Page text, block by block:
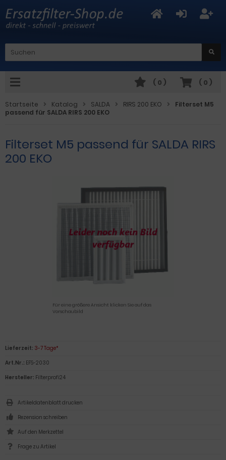
( 0 )
( 0 )
Startseite Katalog SALDA RIRS 200 EKO
Filterset M5
passend für SALDA RIRS 200 EKO
Filterset M5 passend für SALDA RIRS
200 EKO
Für eine größere Ansicht klicken Sie auf das
Vorschaubild
Lieferzeit: 3-7 Tage*
Art.Nr.: EFS-2030
Hersteller: Filterprofi24
Artikeldatenblatt drucken
Rezension schreiben
Frage zu Artikel